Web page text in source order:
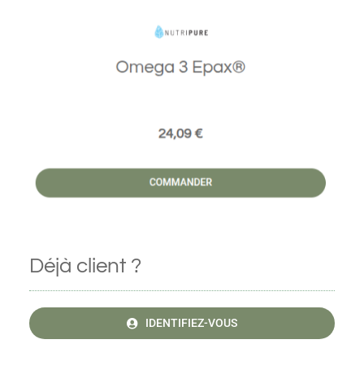
Déjà client ?
IDENTIFIEZ-VOUS